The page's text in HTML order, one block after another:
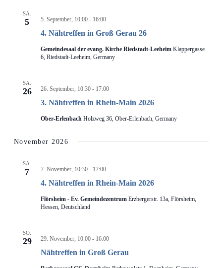
SA.
5
4. Nähtreffen in Groß Gerau 26
5. September, 10:00- 16:00
Gemeindesaal der evang. Kirche Riedstadt-Leeheim Klappergasse
6, Riedstadt-Leeheim, Germany
SA.
26
3. Nähtreffen in Rhein-Main 2026
26. September, 10:30- 17:00
Ober-Erlenbach Holzweg 36, Ober-Erlenbach, Germany
November 2026
SA.
7
4. Nähtreffen in Rhein-Main 2026
7. November, 10:30- 17:00
Flörsheim - Ev. Gemeindezentrum Erzbergerstr. 13a, Flörsheim,
Hessen, Deutschland
SO.
29
Nähtreffen in Groß Gerau
29. November, 10:00- 16:00